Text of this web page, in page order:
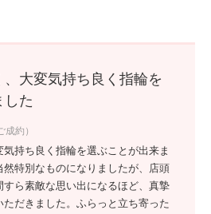
大変気持ち良く指輪を
した
約）
持ち良く指輪を選ぶことが出来ま
然特別なものになりましたが、店頭
ら素敵な思い出になるほど、真摯
だきました。ふらっと立ち寄った